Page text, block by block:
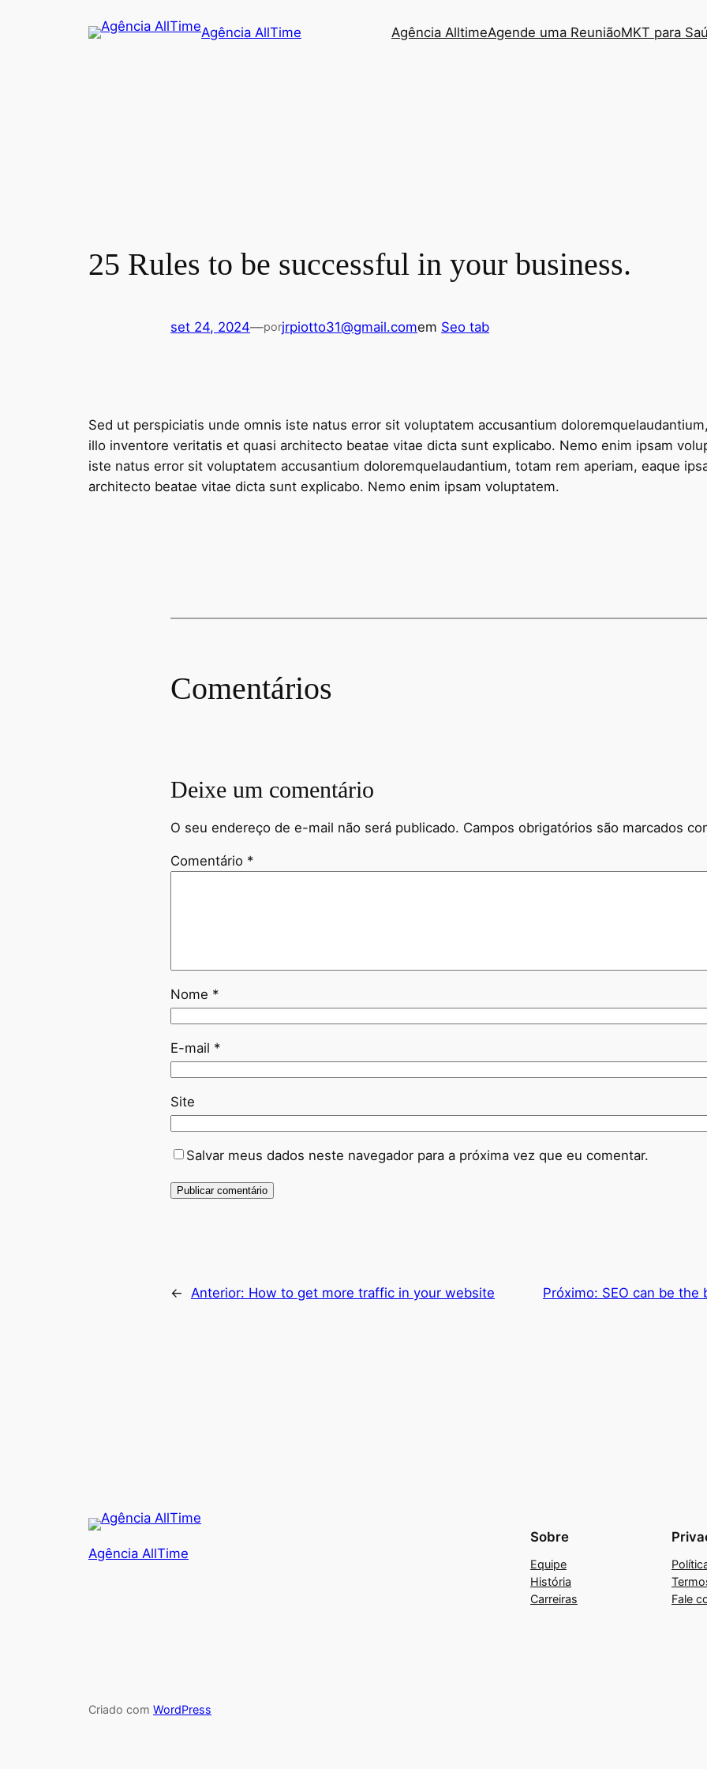
Agência AllTime Agência AlltimeAgende uma ReuniãoMKT para
25 Rules to be successful in your business.
set 24, 2024—porjrpiotto31@gmail.comem Seo tab
Sed ut perspiciatis unde omnis iste natus error sit voluptatem accusantium
illo inventore veritatis et quasi architecto beatae vitae dicta sunt explicabo. Nemo enim ipsam
iste natus error sit voluptatem accusantium doloremquelaudantium, totam rem aperiam, eaque
architecto beatae vitae dicta sunt explicabo. Nemo enim ipsam voluptatem.
Comentários
Deixe um comentário
O seu endereço de e-mail não será publicado. Campos obrigatórios são marcados
Comentário *
Nome *
E-mail *
Site
Salvar meus dados neste navegador para a próxima vez que eu comentar.
← Anterior: How to get more traffic in your website Próximo: SEO can be
Agência AllTime
Sobre
Equipe
História
Carreiras
Fale
Criado com WordPress